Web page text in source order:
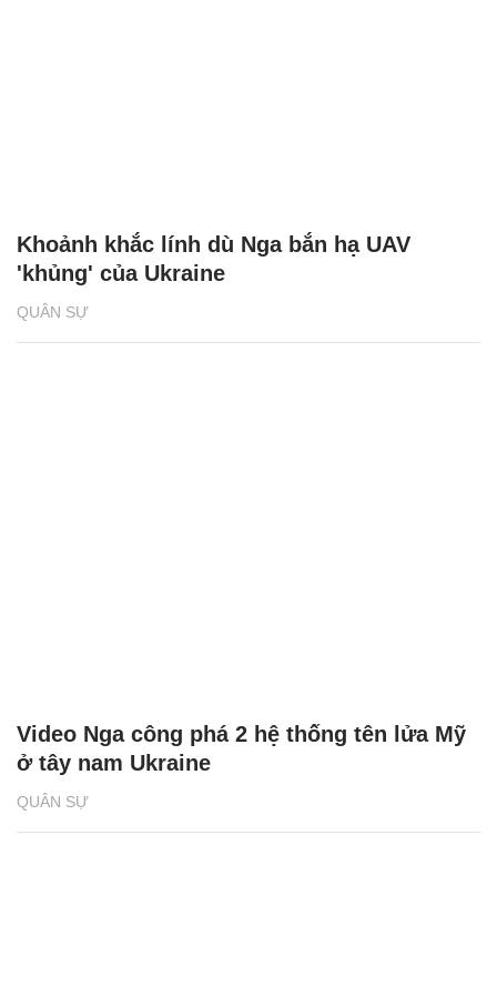
QUÂN SỰ
Khoảnh khắc lính dù Nga bắn hạ UAV
'khủng' của Ukraine
QUÂN SỰ
Video Nga công phá 2 hệ thống tên lửa Mỹ
ở tây nam Ukraine